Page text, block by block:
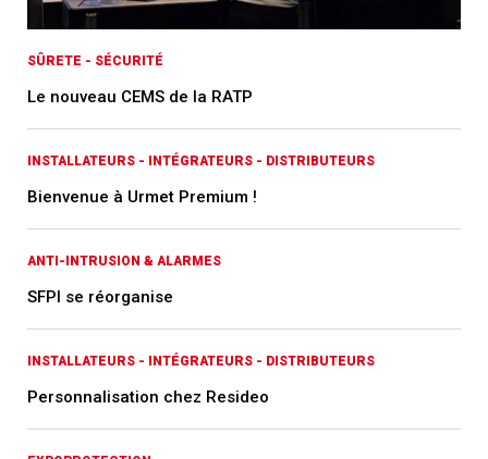
SÛRETE - SÉCURITÉ
Le nouveau CEMS de la RATP
INSTALLATEURS - INTÉGRATEURS - DISTRIBUTEURS
Bienvenue à Urmet Premium !
ANTI-INTRUSION & ALARMES
SFPI se réorganise
INSTALLATEURS - INTÉGRATEURS - DISTRIBUTEURS
Personnalisation chez Resideo